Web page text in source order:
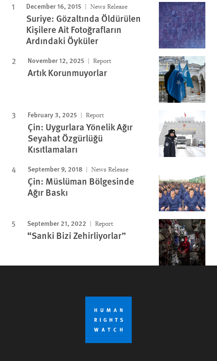
December 16, 2015 News Release
Suriye: Gözaltında Öldürülen
Kişilere Ait Fotoğrafların
Ardındaki Öyküler
November 12, 2025 Report
Artık Korunmuyorlar
February 3, 2025 Report
Çin: Uygurlara Yönelik Ağır
Seyahat Özgürlüğü
Kısıtlamaları
September 9, 2018 News Release
Çin: Müslüman Bölgesinde
Ağır Baskı
September 21, 2022 Report
“Sanki Bizi Zehirliyorlar”